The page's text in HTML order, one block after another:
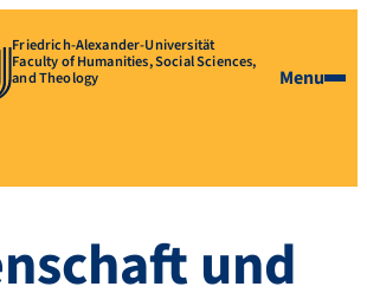
Friedrich-Alexander-Universität
Faculty of Humanities, Social Sciences,
and Theology Menu
und